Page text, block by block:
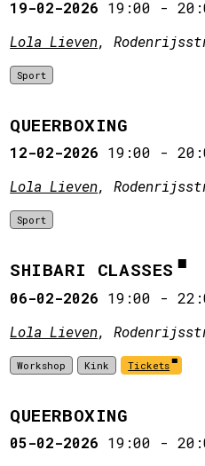
19-02-2026 19:00 -
Lola Lieven,
Sport
QUEERBOXING
12-02-2026 19:00 -
Lola Lieven,
Sport
SHIBARI CLASSES
06-02-2026 19:00 -
Lola Lieven,
Workshop Kink Tickets
QUEERBOXING
05-02-2026 19:00 -